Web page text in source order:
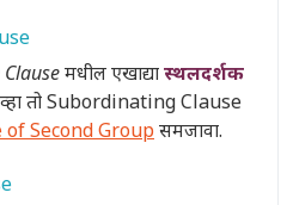
मधील एखाद्यास्थलदर्शक
तो Subordinating Clause
Second Groupसमजावा.